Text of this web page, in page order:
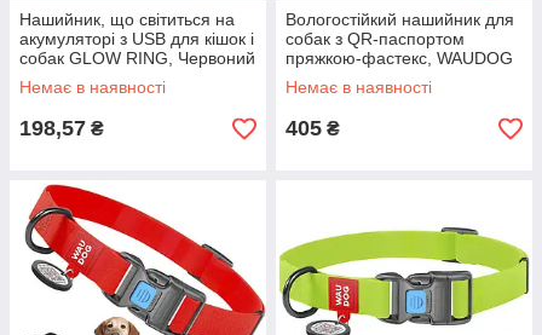
Нашийник, що світиться на
акумуляторі з USB для кішок і
собак GLOW RING, Червоний
/ LED нашийник з
акумулятором
Немає в наявності
198,57 ₴
Вологостійкий нашийник для
собак з QR-паспортом
пряжкою-фастекс, WAUDOG
Waterproof, XL/ Розумна
амуніція для
Немає в наявності
405 ₴